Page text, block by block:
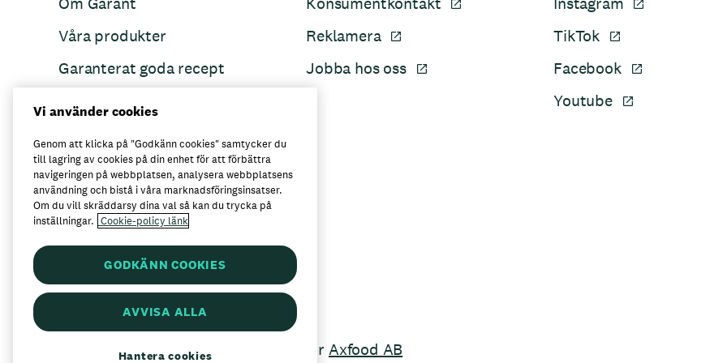
Våra produkter
Garanterat goda recept
Reklamera
Jobba hos oss
TikTok
Facebook
Youtube
Här kan du köpa Garant
Garant är ett registrerat varumärke för Axfood AB
Vi använder cookies
Genom att klicka på "Godkänn cookies" samtycker du
till lagring av cookies på din enhet för att förbättra
navigeringen på webbplatsen, analysera webbplatsens
användning och bistå i våra marknadsföringsinsatser.
Om du vill skräddarsy dina val så kan du trycka på
inställningar. Cookie-policy länk
GODKÄNN COOKIES
AVVISA ALLA
Hantera cookies